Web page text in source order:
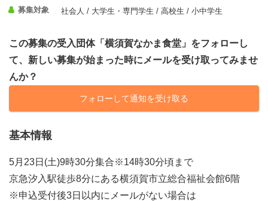
募集対象
社会人 / 大学生・専門学生 / 高校生 / 小中学生
この募集の受入団体「横須賀なかま食堂」をフォローし
て、新しい募集が始まった時にメールを受け取ってみませ
んか？
フォローして通知を受け取る
基本情報
5月23日(土)9時30分集合※14時30分頃まで
京急汐入駅徒歩8分にある横須賀市立総合福祉会館6階
※申込受付後3日以内にメールがない場合は